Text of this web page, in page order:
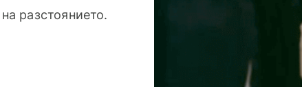
разстоянието.